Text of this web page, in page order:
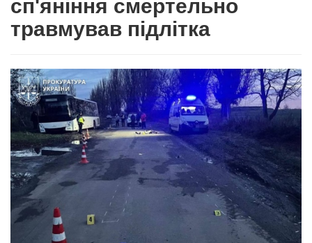
сп'яніння смертельно
травмував підлітка